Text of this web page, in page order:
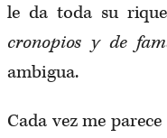
le da toda su
cronopios y de
ambigua.
Cada vez me